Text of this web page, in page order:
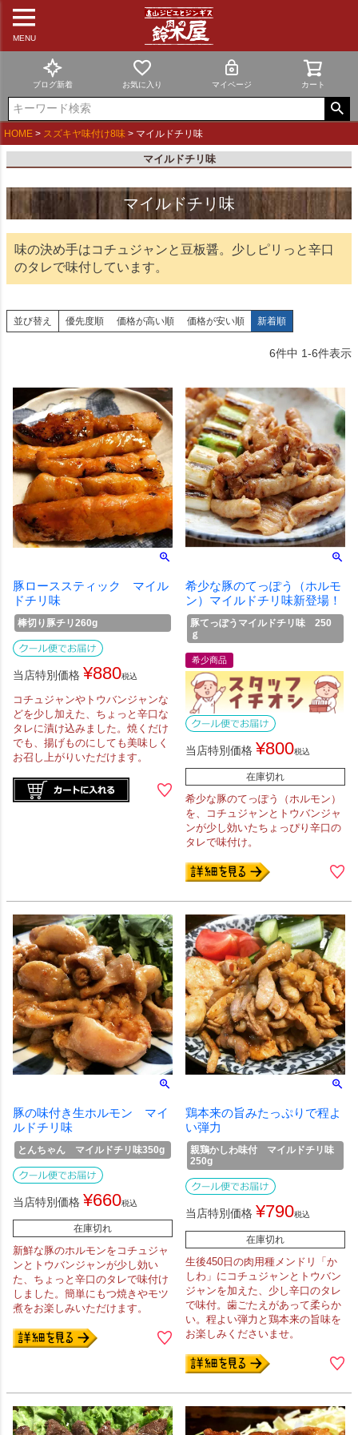
MENU
ブログ新着 お気に入り マイページ カート
HOME スズキヤ味付け8味 マイルドチリ味
マイルドチリ味
マイルドチリ味
味の決め手はコチュジャンと豆板醤。少しピリっと辛口
のタレで味付しています。
並び替え 優先度順 価格が高い順 価格が安い順 新着順
6件中 1-6件表示
豚ローススティック マイル
ドチリ味
棒切り豚チリ260g
当店特別価格 ¥880税込
コチュジャンやトウバンジャンな
どを少し加えた、ちょっと辛口な
タレに漬け込みました。焼くだけ
でも、揚げものにしても美味しく
お召し上がりいただけます。
希少な豚のてっぽう（ホルモ
ン）マイルドチリ味新登場！
豚てっぽうマイルドチリ味 250
ｇ
希少商品
当店特別価格 ¥800税込
在庫切れ
希少な豚のてっぽう（ホルモン）
を、コチュジャンとトウバンジャ
ンが少し効いたちょっぴり辛口の
タレで味付け。
豚の味付き生ホルモン マイ
ルドチリ味
とんちゃん マイルドチリ味350g
当店特別価格 ¥660税込
在庫切れ
新鮮な豚のホルモンをコチュジャ
ンとトウバンジャンが少し効い
た、ちょっと辛口のタレで味付け
しました。簡単にもつ焼きやモツ
煮をお楽しみいただけます。
鶏本来の旨みたっぷりで程よ
い弾力
親鶏かしわ味付 マイルドチリ味
250g
当店特別価格 ¥790税込
在庫切れ
生後450日の肉用種メンドリ「か
しわ」にコチュジャンとトウバン
ジャンを加えた、少し辛口のタレ
で味付。歯ごたえがあって柔らか
い。程よい弾力と鶏本来の旨味を
お楽しみくださいませ。